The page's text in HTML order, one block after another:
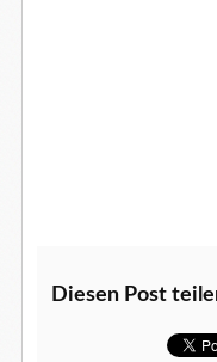
Diesen Post